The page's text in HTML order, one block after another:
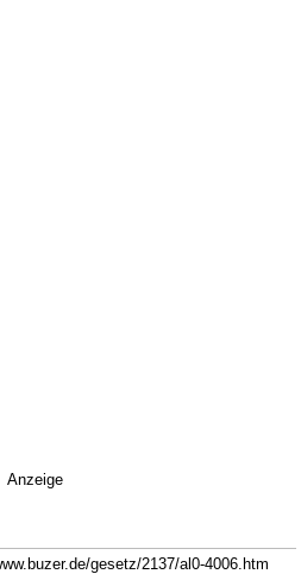
Anzeige
gesetz/2137/al0-4006.htm